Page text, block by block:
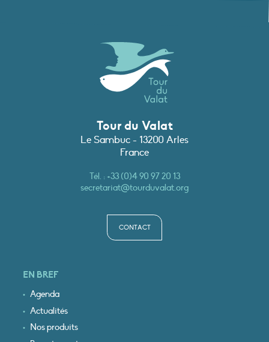
Tour du Valat
Le Sambuc - 13200 Arles
France
Tél. :+33 (0)4 90 97 20 13
secretariat@tourduvalat.org
CONTACT
EN BREF
Agenda
Actualités
Nos produits